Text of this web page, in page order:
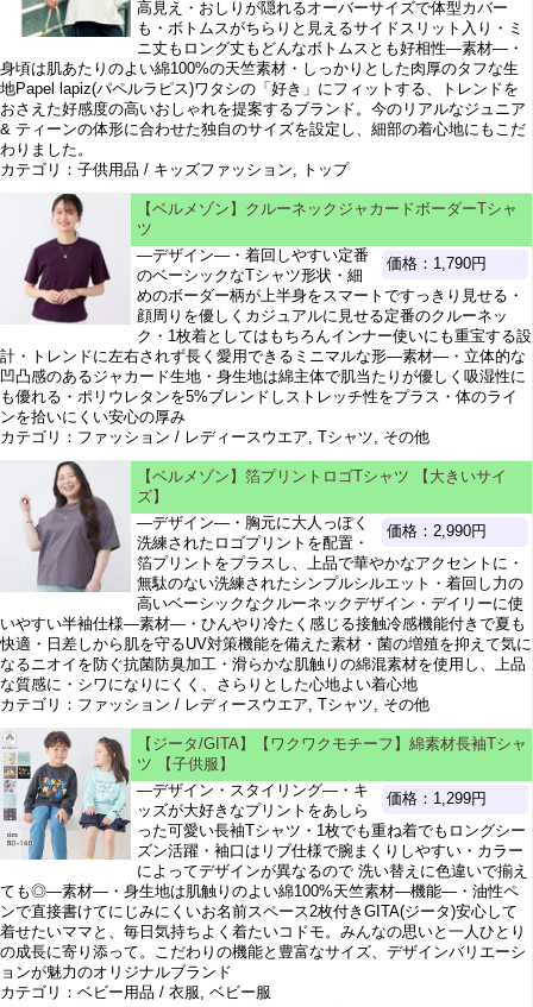
高見え・おしりが隠れるオーバーサイズで体型カバー
も・ボトムスがちらりと見えるサイドスリット入り・ミ
ニ丈もロング丈もどんなボトムスとも好相性―素材―・
身頃は肌あたりのよい綿100%の天竺素材・しっかりとした肉厚のタフな生
地Papel lapiz(パペルラピス)ワタシの「好き」にフィットする、トレンドを
おさえた好感度の高いおしゃれを提案するブランド。今のリアルなジュニア
& ティーンの体形に合わせた独自のサイズを設定し、細部の着心地にもこだ
わりました。
カテゴリ：子供用品 / キッズファッション, トップ
【ベルメゾン】クルーネックジャカードボーダーTシャ
ツ
価格：1,790円
―デザイン―・着回しやすい定番
のベーシックなTシャツ形状・細
めのボーダー柄が上半身をスマートですっきり見せる・
顔周りを優しくカジュアルに見せる定番のクルーネッ
ク・1枚着としてはもちろんインナー使いにも重宝する設
計・トレンドに左右されず長く愛用できるミニマルな形―素材―・立体的な
凹凸感のあるジャカード生地・身生地は綿主体で肌当たりが優しく吸湿性に
も優れる・ポリウレタンを5%ブレンドしストレッチ性をプラス・体のライ
ンを拾いにくい安心の厚み
カテゴリ：ファッション / レディースウエア, Tシャツ, その他
【ベルメゾン】箔プリントロゴTシャツ 【大きいサイ
ズ】
価格：2,990円
―デザイン―・胸元に大人っぽく
洗練されたロゴプリントを配置・
箔プリントをプラスし、上品で華やかなアクセントに・
無駄のない洗練されたシンプルシルエット・着回し力の
高いベーシックなクルーネックデザイン・デイリーに使
いやすい半袖仕様―素材―・ひんやり冷たく感じる接触冷感機能付きで夏も
快適・日差しから肌を守るUV対策機能を備えた素材・菌の増殖を抑えて気に
なるニオイを防ぐ抗菌防臭加工・滑らかな肌触りの綿混素材を使用し、上品
な質感に・シワになりにくく、さらりとした心地よい着心地
カテゴリ：ファッション / レディースウエア, Tシャツ, その他
【ジータ/GITA】【ワクワクモチーフ】綿素材長袖Tシャ
ツ 【子供服】
価格：1,299円
―デザイン・スタイリング―・キ
ッズが大好きなプリントをあしら
った可愛い長袖Tシャツ・1枚でも重ね着でもロングシー
ズン活躍・袖口はリブ仕様で腕まくりしやすい・カラー
によってデザインが異なるので 洗い替えに色違いで揃え
ても◎―素材―・身生地は肌触りのよい綿100%天竺素材―機能―・油性ペ
ンで直接書けてにじみにくいお名前スペース2枚付きGITA(ジータ)安心して
着せたいママと、毎日気持ちよく着たいコドモ。みんなの思いと一人ひとり
の成長に寄り添って。こだわりの機能と豊富なサイズ、デザインバリエーシ
ョンが魅力のオリジナルブランド
カテゴリ：ベビー用品 / 衣服, ベビー服